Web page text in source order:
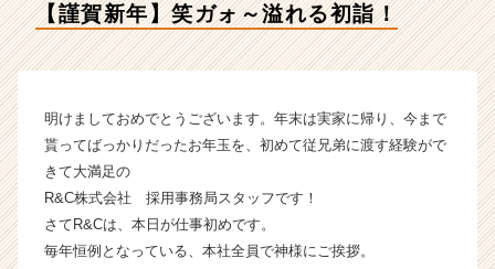
チ
長
業
ら
ス
カ
【謹賀新年】笑ガォ～溢れる初詣！
明けましておめでとうございます。年末は実家に帰り、今まで
貰ってばっかりだったお年玉を、初めて従兄弟に渡す経験がで
きて大満足の
R&C株式会社 採用事務局スタッフです！
さてR&Cは、本日が仕事初めです。
毎年恒例となっている、本社全員で神様にご挨拶。